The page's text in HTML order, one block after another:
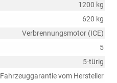
1200 kg
620 kg
Verbrennungsmotor (ICE)
5
5-türig
Fahrzeuggarantie vom Hersteller